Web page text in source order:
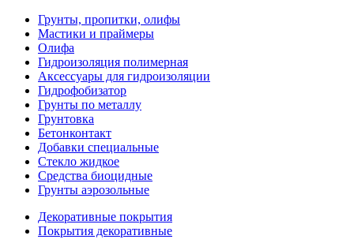
Грунты, пропитки, олифы
Мастики и праймеры
Олифа
Гидроизоляция полимерная
Аксессуары для гидроизоляции
Гидрофобизатор
Грунты по металлу
Грунтовка
Бетонконтакт
Добавки специальные
Стекло жидкое
Средства биоцидные
Грунты аэрозольные
Декоративные покрытия
Покрытия декоративные